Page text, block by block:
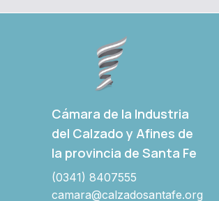
Cámara de la Industria
del Calzado y Afines de
la provincia de Santa Fe
(0341) 8407555
camara@calzadosantafe.org